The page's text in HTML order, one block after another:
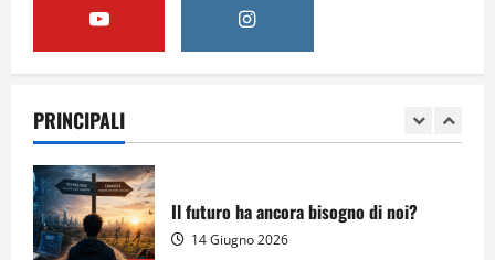
PRINCIPALI
Majorana-Maitani al Festival
Il futuro ha ancora bisogno di noi?
14 Giugno 2026